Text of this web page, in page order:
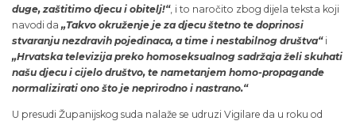
duge, zaštitimo djecu i obitelj!“, i to naročito zbog dijela teksta koji
navodi da „Takvo okruženje je za djecu štetno te doprinosi
stvaranju nezdravih pojedinaca, a time i nestabilnog društva“i
„Hrvatska televizija preko homoseksualnog sadržaja želi skuhati
našu djecu i cijelo društvo, te nametanjem homo-propagande
normalizirati ono što je neprirodno i nastrano.“
U presudi Županijskog suda nalaže se udruzi Vigilare da u roku od